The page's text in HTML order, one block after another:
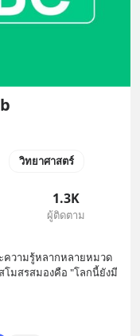
วิทยาศาสตร์
1.3K
ผู้ติดตาม
ความรู้หลากหลายหมวด
มสรสมองคือ "โลกนี้ยังมี